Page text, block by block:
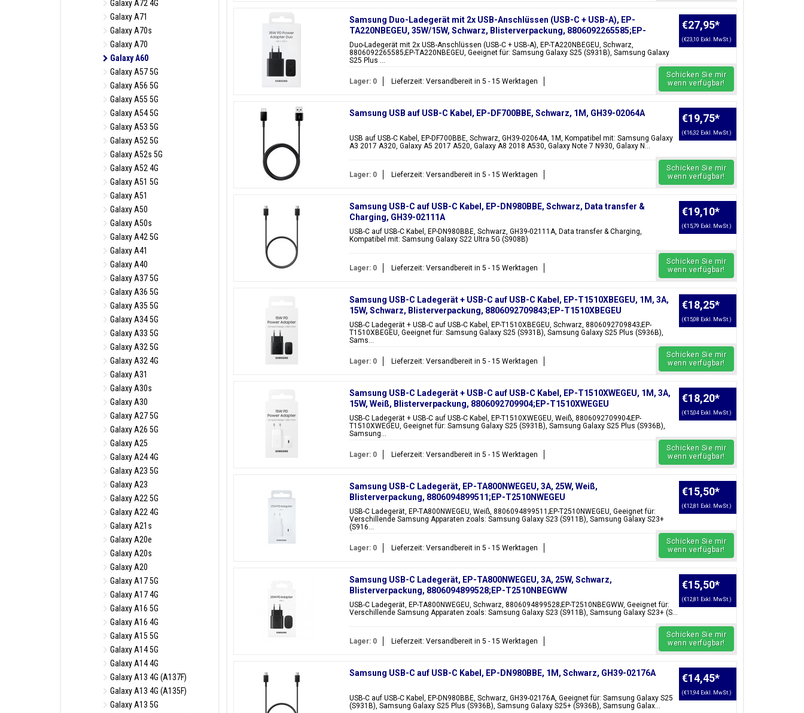
Galaxy A72 4G
Galaxy A71
Galaxy A70s
Galaxy A70
Galaxy A60
Galaxy A57 5G
Galaxy A56 5G
Galaxy A55 5G
Galaxy A54 5G
Galaxy A53 5G
Galaxy A52 5G
Galaxy A52s 5G
Galaxy A52 4G
Galaxy A51 5G
Galaxy A51
Galaxy A50
Galaxy A50s
Galaxy A42 5G
Galaxy A41
Galaxy A40
Galaxy A37 5G
Galaxy A36 5G
Galaxy A35 5G
Galaxy A34 5G
Galaxy A33 5G
Galaxy A32 5G
Galaxy A32 4G
Galaxy A31
Galaxy A30s
Galaxy A30
Galaxy A27 5G
Galaxy A26 5G
Galaxy A25
Galaxy A24 4G
Galaxy A23 5G
Galaxy A23
Galaxy A22 5G
Galaxy A22 4G
Galaxy A21s
Galaxy A20e
Galaxy A20s
Galaxy A20
Galaxy A17 5G
Galaxy A17 4G
Galaxy A16 5G
Galaxy A16 4G
Galaxy A15 5G
Galaxy A14 5G
Galaxy A14 4G
Galaxy A13 4G (A137F)
Galaxy A13 4G (A135F)
Galaxy A13 5G
Samsung Duo-Ladegerät mit 2x USB-Anschlüssen (USB-C + USB-A), EP-
TA220NBEGEU, 35W/15W, Schwarz, Blisterverpackung, 8806092265585;EP-
TA220NBEGEU
Duo-Ladegerät mit 2x USB-Anschlüssen (USB-C + USB-A), EP-TA220NBEGEU, Schwarz,
8806092265585;EP-TA220NBEGEU, Geeignet für: Samsung Galaxy S25 (S931B), Samsung Galaxy
S25 Plus ...
€27,95*
(€23,10 Exkl. MwSt.)
Lager: 0 Lieferzeit: Versandbereit in 5 - 15 Werktagen
Schicken Sie mir
wenn verfügbar!
Samsung USB auf USB-C Kabel, EP-DF700BBE, Schwarz, 1M, GH39-02064A
USB auf USB-C Kabel, EP-DF700BBE, Schwarz, GH39-02064A, 1M, Kompatibel mit: Samsung Galaxy
A3 2017 A320, Galaxy A5 2017 A520, Galaxy A8 2018 A530, Galaxy Note 7 N930, Galaxy N...
€19,75*
(€16,32 Exkl. MwSt.)
Lager: 0 Lieferzeit: Versandbereit in 5 - 15 Werktagen
Schicken Sie mir
wenn verfügbar!
Samsung USB-C auf USB-C Kabel, EP-DN980BBE, Schwarz, Data transfer &
Charging, GH39-02111A
USB-C auf USB-C Kabel, EP-DN980BBE, Schwarz, GH39-02111A, Data transfer & Charging,
Kompatibel mit: Samsung Galaxy S22 Ultra 5G (S908B)
€19,10*
(€15,79 Exkl. MwSt.)
Lager: 0 Lieferzeit: Versandbereit in 5 - 15 Werktagen
Schicken Sie mir
wenn verfügbar!
Samsung USB-C Ladegerät + USB-C auf USB-C Kabel, EP-T1510XBEGEU, 1M, 3A,
15W, Schwarz, Blisterverpackung, 8806092709843;EP-T1510XBEGEU
USB-C Ladegerät + USB-C auf USB-C Kabel, EP-T1510XBEGEU, Schwarz, 8806092709843;EP-
T1510XBEGEU, Geeignet für: Samsung Galaxy S25 (S931B), Samsung Galaxy S25 Plus (S936B),
Sams...
€18,25*
(€15,08 Exkl. MwSt.)
Lager: 0 Lieferzeit: Versandbereit in 5 - 15 Werktagen
Schicken Sie mir
wenn verfügbar!
Samsung USB-C Ladegerät + USB-C auf USB-C Kabel, EP-T1510XWEGEU, 1M, 3A,
15W, Weiß, Blisterverpackung, 8806092709904;EP-T1510XWEGEU
USB-C Ladegerät + USB-C auf USB-C Kabel, EP-T1510XWEGEU, Weiß, 8806092709904;EP-
T1510XWEGEU, Geeignet für: Samsung Galaxy S25 (S931B), Samsung Galaxy S25 Plus (S936B),
Samsung...
€18,20*
(€15,04 Exkl. MwSt.)
Lager: 0 Lieferzeit: Versandbereit in 5 - 15 Werktagen
Schicken Sie mir
wenn verfügbar!
Samsung USB-C Ladegerät, EP-TA800NWEGEU, 3A, 25W, Weiß,
Blisterverpackung, 8806094899511;EP-T2510NWEGEU
USB-C Ladegerät, EP-TA800NWEGEU, Weiß, 8806094899511;EP-T2510NWEGEU, Geeignet für:
Verschillende Samsung Apparaten zoals: Samsung Galaxy S23 (S911B), Samsung Galaxy S23+
(S916...
€15,50*
(€12,81 Exkl. MwSt.)
Lager: 0 Lieferzeit: Versandbereit in 5 - 15 Werktagen
Schicken Sie mir
wenn verfügbar!
Samsung USB-C Ladegerät, EP-TA800NWEGEU, 3A, 25W, Schwarz,
Blisterverpackung, 8806094899528;EP-T2510NBEGWW
USB-C Ladegerät, EP-TA800NWEGEU, Schwarz, 8806094899528;EP-T2510NBEGWW, Geeignet für:
Verschillende Samsung Apparaten zoals: Samsung Galaxy S23 (S911B), Samsung Galaxy S23+ (S...
€15,50*
(€12,81 Exkl. MwSt.)
Lager: 0 Lieferzeit: Versandbereit in 5 - 15 Werktagen
Schicken Sie mir
wenn verfügbar!
Samsung USB-C auf USB-C Kabel, EP-DN980BBE, 1M, Schwarz, GH39-02176A
USB-C auf USB-C Kabel, EP-DN980BBE, Schwarz, GH39-02176A, Geeignet für: Samsung Galaxy S25
(S931B), Samsung Galaxy S25 Plus (S936B), Samsung Galaxy S25+ (S936B), Samsung Galax...
€14,45*
(€11,94 Exkl. MwSt.)